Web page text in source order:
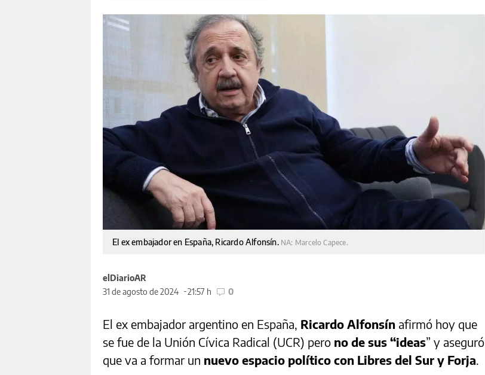
El ex embajador en España, Ricardo Alfonsín. NA: Marcelo Capece.
elDiarioAR
31 de agosto de 2024
21:57 h 0
El ex embajador argentino en España, Ricardo Alfonsín afirmó hoy que
se fue de la Unión Cívica Radical (UCR) pero no de sus “ideas” y aseguró
que va a formar un nuevo espacio político con Libres del Sur y Forja.